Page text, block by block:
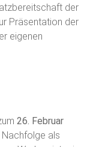
der
Präsentation der
eigenen
26. Februar
als